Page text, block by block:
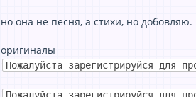
но она не песня, а стихи, но добовляю.
оригиналы
Пожалуйста зарегистрируйся для
Пожалуйста зарегистрируйся для